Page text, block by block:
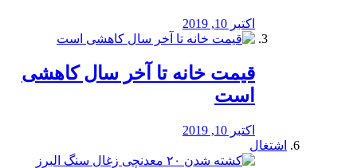
اکتبر 10, 2019
قیمت خانه تا آخر سال کاهشی
است
اکتبر 10, 2019
اشتغال